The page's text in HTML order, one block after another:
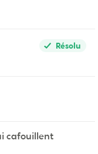
Résolu
cafouillent